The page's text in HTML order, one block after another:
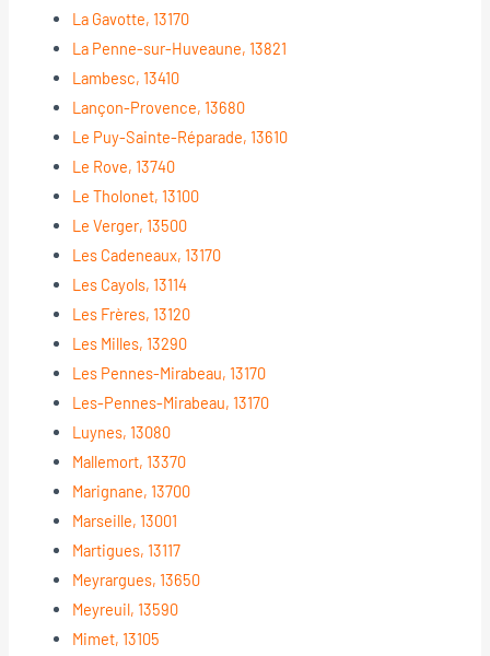
La Gavotte, 13170
La Penne-sur-Huveaune, 13821
Lambesc, 13410
Lançon-Provence, 13680
Le Puy-Sainte-Réparade, 13610
Le Rove, 13740
Le Tholonet, 13100
Le Verger, 13500
Les Cadeneaux, 13170
Les Cayols, 13114
Les Frères, 13120
Les Milles, 13290
Les Pennes-Mirabeau, 13170
Les-Pennes-Mirabeau, 13170
Luynes, 13080
Mallemort, 13370
Marignane, 13700
Marseille, 13001
Martigues, 13117
Meyrargues, 13650
Meyreuil, 13590
Mimet, 13105